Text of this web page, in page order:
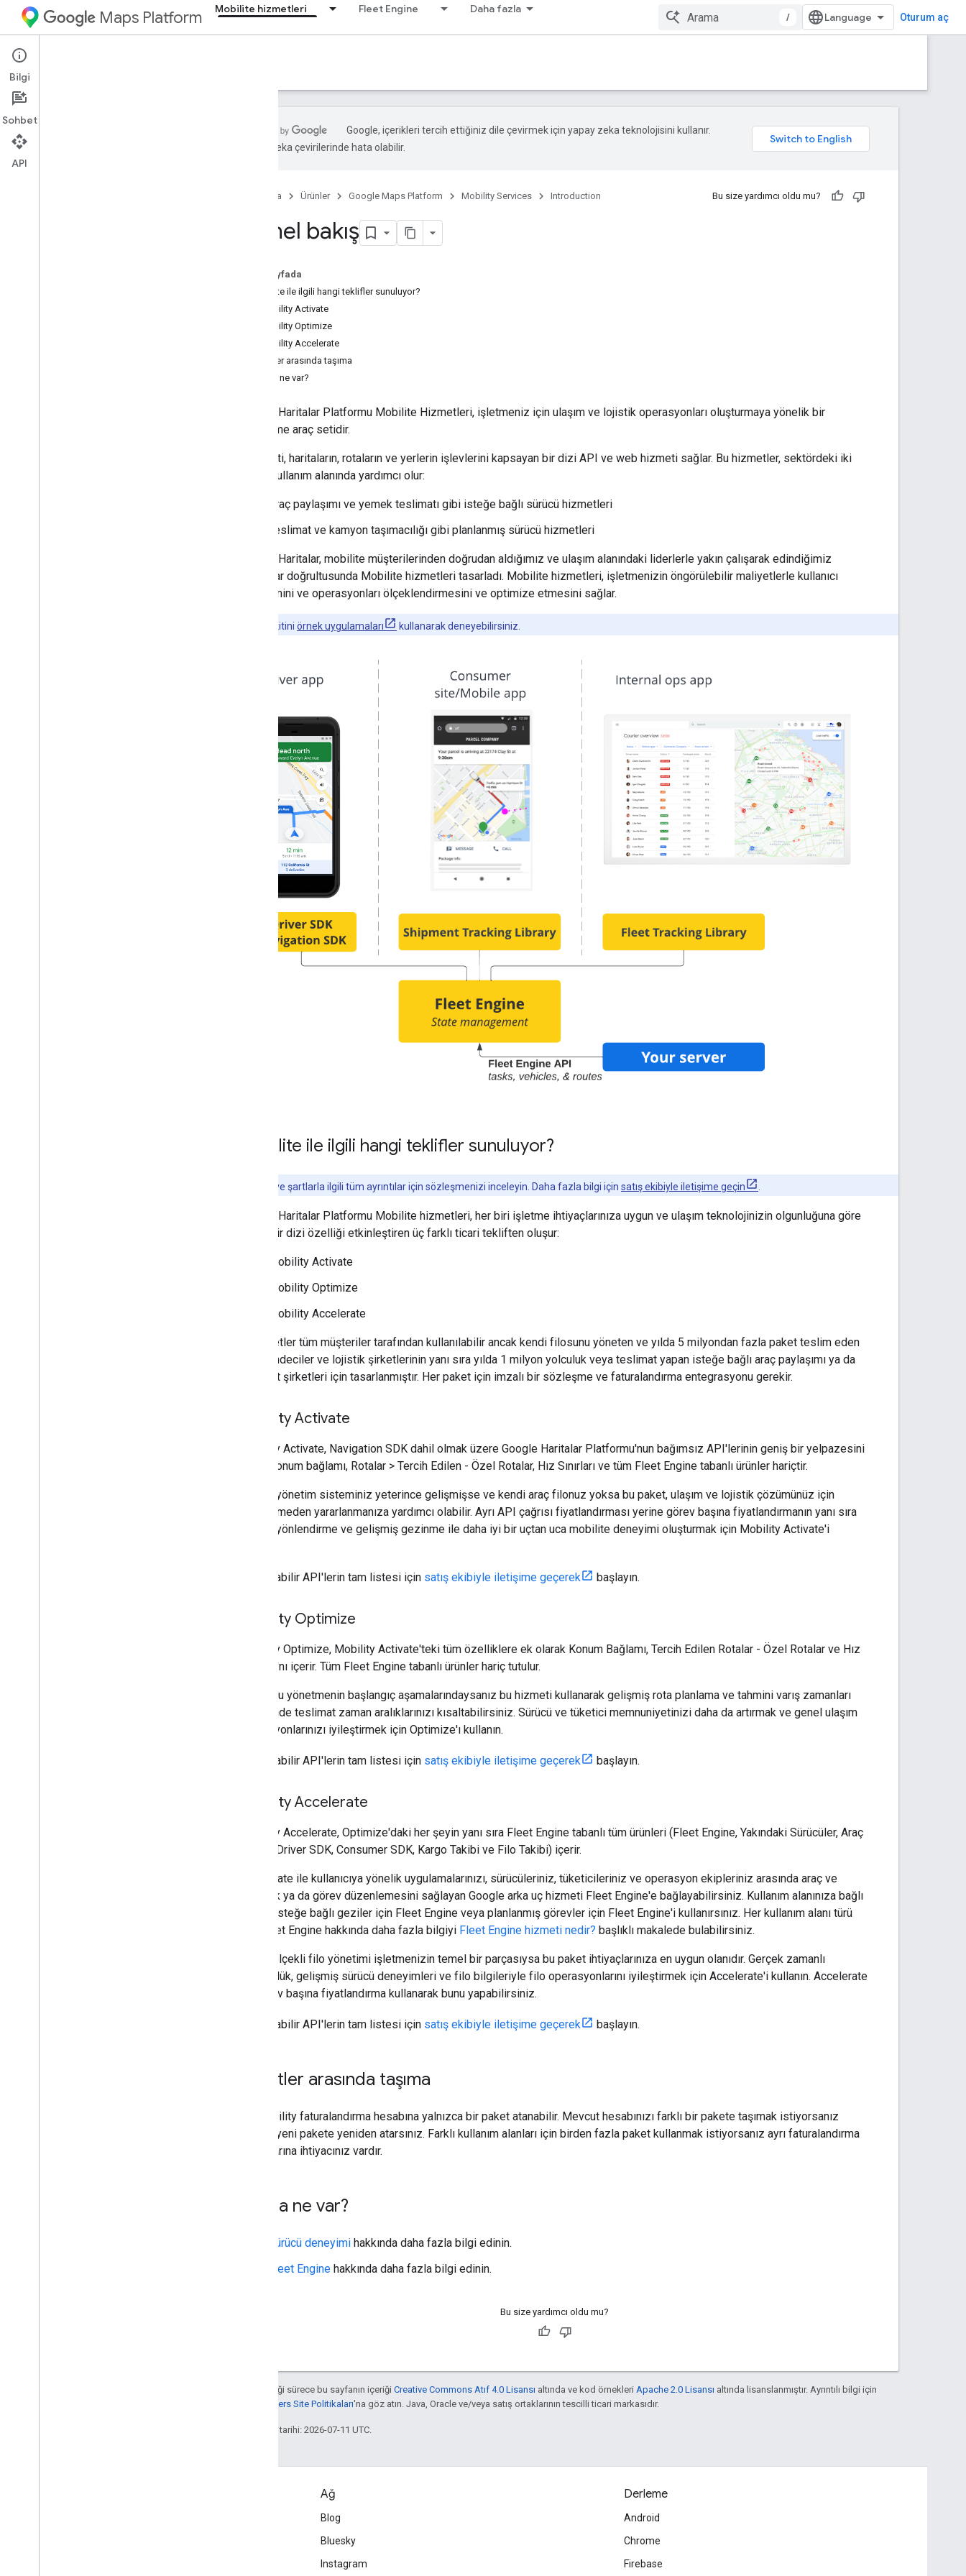
Maps Platform Mobilite hizmetleri Fleet Engine Daha fazla
/ Oturum aç
Mobility Services
Giriş
Google, içerikleri tercih ettiğiniz dile çevirmek için yapay zeka teknolojisini kullanır.
Yapay zeka çevirilerinde hata olabilir.
Ana Sayfa Ürünler Google Maps Platform Mobility Services Introduction Bu size yardımcı oldu mu?
Genel bakış
Bu sayfada
Mobilite ile ilgili hangi teklifler sunuluyor?
Mobility Activate
Mobility Optimize
Mobility Accelerate
Paketler arasında taşıma
Sırada ne var?
Google Haritalar Platformu Mobilite Hizmetleri, işletmeniz için ulaşım ve lojistik operasyonları oluşturmaya yönelik bir
geliştirme araç setidir.
Araç seti, haritaların, rotaların ve yerlerin işlevlerini kapsayan bir dizi API ve web hizmeti sağlar. Bu hizmetler, sektördeki iki
temel kullanım alanında yardımcı olur:
Araç paylaşımı ve yemek teslimatı gibi isteğe bağlı sürücü hizmetleri
Teslimat ve kamyon taşımacılığı gibi planlanmış sürücü hizmetleri
Google Haritalar, mobilite müşterilerinden doğrudan aldığımız ve ulaşım alanındaki liderlerle yakın çalışarak edindiğimiz
ihtiyaçlar doğrultusunda Mobilite hizmetleri tasarladı. Mobilite hizmetleri, işletmenizin öngörülebilir maliyetlerle kullanıcı
deneyimini ve operasyonları ölçeklendirmesini ve optimize etmesini sağlar.
Araç kitini örnek uygulamaları kullanarak deneyebilirsiniz.
Mobilite ile ilgili hangi teklifler sunuluyor?
Hizmetler ve şartlarla ilgili tüm ayrıntılar için sözleşmenizi inceleyin. Daha fazla bilgi için satış ekibiyle iletişime geçin .
Google Haritalar Platformu Mobilite hizmetleri, her biri işletme ihtiyaçlarınıza uygun ve ulaşım teknolojinizin olgunluğuna göre
belirli bir dizi özelliği etkinleştiren üç farklı ticari tekliften oluşur:
Mobility Activate
Mobility Optimize
Mobility Accelerate
Bu paketler tüm müşteriler tarafından kullanılabilir ancak kendi filosunu yöneten ve yılda 5 milyondan fazla paket teslim eden
perakendeciler ve lojistik şirketlerinin yanı sıra yılda 1 milyon yolculuk veya teslimat yapan isteğe bağlı araç paylaşımı ya da
teslimat şirketleri için tasarlanmıştır. Her paket için imzalı bir sözleşme ve faturalandırma entegrasyonu gerekir.
Mobility Activate
Mobility Activate, Navigation SDK dahil olmak üzere Google Haritalar Platformu'nun bağımsız API'lerinin geniş bir yelpazesini
içerir. Konum bağlamı, Rotalar > Tercih Edilen - Özel Rotalar, Hız Sınırları ve tüm Fleet Engine tabanlı ürünler hariçtir.
Ulaşım yönetim sisteminiz yeterince gelişmişse ve kendi araç filonuz yoksa bu paket, ulaşım ve lojistik çözümünüz için
paketlemeden yararlanmanıza yardımcı olabilir. Ayrı API çağrısı fiyatlandırması yerine görev başına fiyatlandırmanın yanı sıra
verimli yönlendirme ve gelişmiş gezinme ile daha iyi bir uçtan uca mobilite deneyimi oluşturmak için Mobility Activate'i
Kullanılabilir API'lerin tam listesi için satış ekibiyle iletişime geçerek başlayın.
Mobility Optimize
Mobility Optimize, Mobility Activate'teki tüm özelliklere ek olarak Konum Bağlamı, Tercih Edilen Rotalar - Özel Rotalar ve Hız
Sınırları'nı içerir. Tüm Fleet Engine tabanlı ürünler hariç tutulur.
Bir filoyu yönetmenin başlangıç aşamalarındaysanız bu hizmeti kullanarak gelişmiş rota planlama ve tahmini varış zamanları
sayesinde teslimat zaman aralıklarınızı kısaltabilirsiniz. Sürücü ve tüketici memnuniyetinizi daha da artırmak ve genel ulaşım
operasyonlarınızı iyileştirmek için Optimize'ı kullanın.
Kullanılabilir API'lerin tam listesi için satış ekibiyle iletişime geçerek başlayın.
Mobility Accelerate
Mobility Accelerate, Optimize'daki her şeyin yanı sıra Fleet Engine tabanlı tüm ürünleri (Fleet Engine, Yakındaki Sürücüler, Araç
Arama, Driver SDK, Consumer SDK, Kargo Takibi ve Filo Takibi) içerir.
Accelerate ile kullanıcıya yönelik uygulamalarınızı, sürücüleriniz, tüketicileriniz ve operasyon ekipleriniz arasında araç ve
yolculuk ya da görev düzenlemesini sağlayan Google arka uç hizmeti Fleet Engine'e bağlayabilirsiniz. Kullanım alanınıza bağlı
olarak, isteğe bağlı geziler için Fleet Engine veya planlanmış görevler için Fleet Engine'i kullanırsınız. Her kullanım alanı türü
için Fleet Engine hakkında daha fazla bilgiyi Fleet Engine hizmeti nedir? başlıklı makalede bulabilirsiniz.
Büyük ölçekli filo yönetimi işletmenizin temel bir parçasıysa bu paket ihtiyaçlarınıza en uygun olanıdır. Gerçek zamanlı
görünürlük, gelişmiş sürücü deneyimleri ve filo bilgileriyle filo operasyonlarını iyileştirmek için Accelerate'i kullanın. Accelerate
ile görev başına fiyatlandırma kullanarak bunu yapabilirsiniz.
Kullanılabilir API'lerin tam listesi için satış ekibiyle iletişime geçerek başlayın.
Paketler arasında taşıma
Bir Mobility faturalandırma hesabına yalnızca bir paket atanabilir. Mevcut hesabınızı farklı bir pakete taşımak istiyorsanız
hesabı yeni pakete yeniden atarsınız. Farklı kullanım alanları için birden fazla paket kullanmak istiyorsanız ayrı faturalandırma
hesaplarına ihtiyacınız vardır.
Sırada ne var?
Sürücü deneyimi hakkında daha fazla bilgi edinin.
Fleet Engine hakkında daha fazla bilgi edinin.
Bu size yardımcı oldu mu?
Aksi belirtilmediği sürece bu sayfanın içeriği Creative Commons Atıf 4.0 Lisansı altında ve kod örnekleri Apache 2.0 Lisansı altında lisanslanmıştır. Ayrıntılı bilgi için
Google Developers Site Politikaları'na göz atın. Java, Oracle ve/veya satış ortaklarının tescilli ticari markasıdır.
Son güncelleme tarihi: 2026-07-11 UTC.
Ağ
Blog
Bluesky
Instagram
Derleme
Android
Chrome
Firebase
Bilgi
Sohbet
API